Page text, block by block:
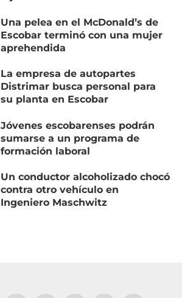
Una pelea en el McDonald’s de
Escobar terminó con una mujer
aprehendida
La empresa de autopartes
Distrimar busca personal para
su planta en Escobar
Jóvenes escobarenses podrán
sumarse a un programa de
formación laboral
Un conductor alcoholizado chocó
contra otro vehículo en
Ingeniero Maschwitz